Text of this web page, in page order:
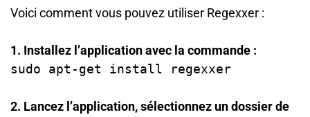
Voici comment vous pouvez utiliser Regexxer :
1. Installez l’application avec la commande :
sudo apt-get install regexxer
2. Lancez l’application, sélectionnez un dossier de